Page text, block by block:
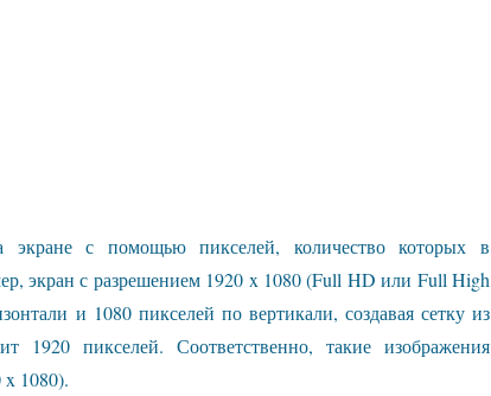
экране с помощью пикселей, количество которых в
экран с разрешением 1920 x 1080 (Full HD или Full High
и 1080 пикселей по вертикали, создавая сетку из
1920 пикселей. Соответственно, такие изображения
1080).